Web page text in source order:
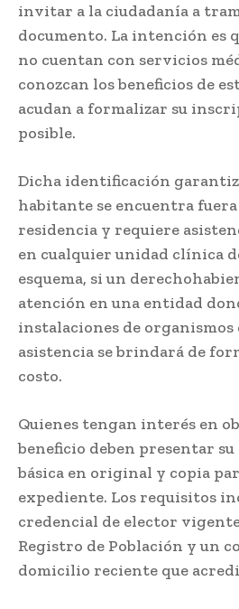
invitar a la ciudadanía a
documento. La intención es
no cuentan con servicios
conozcan los beneficios de
acudan a formalizar su
posible.
Dicha identificación
habitante se encuentra fuera
residencia y requiere
en cualquier unidad clínica
esquema, si un
atención en una entidad
instalaciones de
asistencia se brindará de
costo.
Quienes tengan interés en
beneficio deben presentar
básica en original y copia
expediente. Los requisitos
credencial de elector
Registro de Población y un
domicilio reciente que